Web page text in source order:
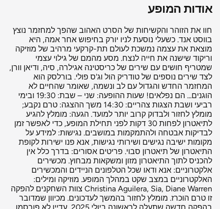
אודות המופע
חוו את הזוהר והקשיחות של הסרט האהוב שהפך למחזמר נוצץ
בווסט אנד. כשעלי נוסעת לניו יורק בחיפוש אחר אמה, היא
מוצאת את עצמה נמשכת לעולם תת-קרקעי מרהיב של מוזיקה
וריקוד שישנה את חייה לנצח. מסע מהמם של גילוי עצמי
שמטריף חושים עם שירים של כריסטינה אגילרה, סיה, ודיאן וורן,
לצד שירים נוספים של טודריק הול וג'ס פולי. בורלסק הוא
המחזמר החדש והגדול עם לב ונשמה, שאומר שהחיים לא
הוגנים... הם נפלאים! שעות ההופעה: שני – שבת: 19:30 ובימי
רביעי ושבת הצגות צהריים: 14:30 משך ההצגה: טרם נקבע;
מומלץ לחזור ולבדוק קרוב יותר למועד. הגעה: מומלץ להגיע
לתיאטרון לפחות 30 דקות לפני תחילת המופע, כדי לאפשר זמן
לבדיקות אבטחה ולהתמקמות במושבים. נגישות: למידע על
מקומות ישיבה נגישים ושירותי נגישות, אנא פנו ישירות לקופת
התיאטרון של תיאטרון סבוי. פריטים אסורים: בדרך כלל אין
להכניס לתוך התיאטרון מזון ומשקאות מבחוץ. מכשירים
אלקטרוניים: אנא ודאו שכל הטלפונים הניידים והמכשירים
האלקטרוניים במצב שקט במהלך המופע. מוזיקה ומילים:
Christina Aguilera, Sia, Diane Warren צוות השחקנים להפקה
זו טרם הוכרז. מומלץ לחזור בהמשך לעדכונים. מכיוון שמדובר
בהפקה חדשה שתעלה לראשונה ביולי 2025, עדיין לא פורסמו